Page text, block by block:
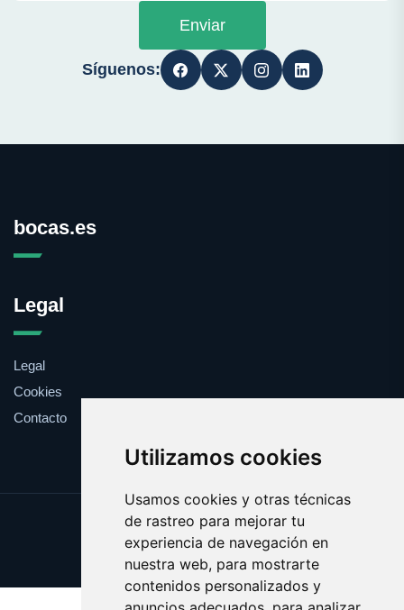
Utilizamos cookies
Usamos cookies y otras técnicas
de rastreo para mejorar tu
experiencia de navegación en
nuestra web, para mostrarte
contenidos personalizados y
Enviar
Síguenos:
bocas.es
Legal
Legal
Cookies
Contacto
Update cookies preferences
Copyright © 2025 bocas.es